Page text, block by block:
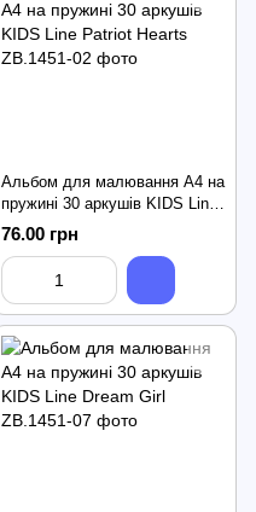
Альбом для малювання А4 на
пружині 30 аркушів KIDS Line
Patriot Hearts
76.00 грн